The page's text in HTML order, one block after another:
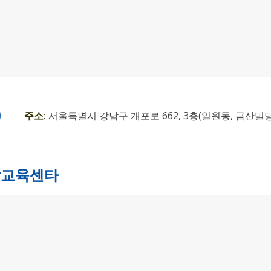
주소: 서울특별시 강남구 개포로 662, 3층(일원동, 금산빌
육센타